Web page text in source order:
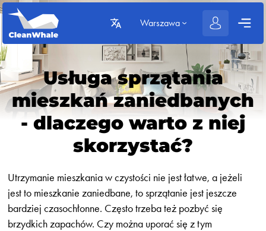
Warszawa
Usługa sprzątania
mieszkań zaniedbanych
- dlaczego warto z niej
skorzystać?
Utrzymanie mieszkania w czystości nie jest łatwe, a jeżeli
jest to mieszkanie zaniedbane, to sprzątanie jest jeszcze
bardziej czasochłonne. Często trzeba też pozbyć się
brzydkich zapachów. Czy można uporać się z tym